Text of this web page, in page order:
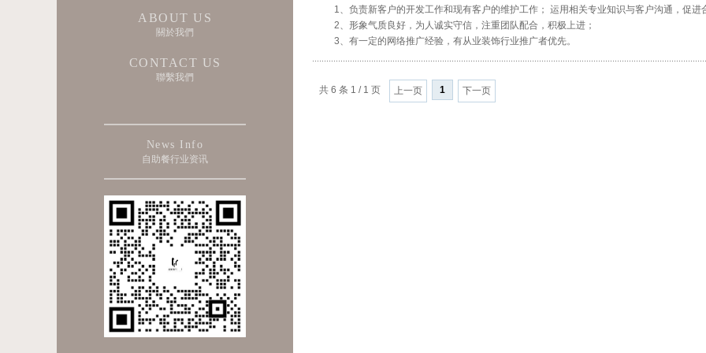
ABOUT US
關於我們
CONTACT US
聯繫我們
News Info
自助餐行业资讯
1、负责新客户的开发工作和现有客户的维护工作； 运用相关专业知识与客户沟通，促进
2、形象气质良好，为人诚实守信，注重团队配合，积极上进；
3、有一定的网络推广经验，有从业装饰行业推广者优先。
共 6 条 1 / 1 页 上一页 1 下一页